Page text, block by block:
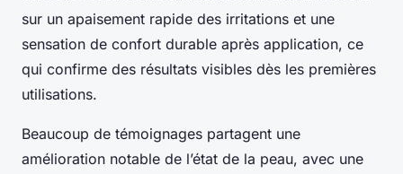
sur un apaisement rapide des irritations et une
sensation de confort durable après application, ce
qui confirme des résultats visibles dès les premières
utilisations.
Beaucoup de témoignages partagent une
amélioration notable de l’état de la peau, avec une